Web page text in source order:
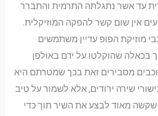
עד אשר נתגלתה התרמית והתברר
אין שום קשר להפקה המוזיקלית.
מוזיקת הפופ עדיין משתמשים
בכאלה שהוקלטו על ידם באולפן
מסבירים זאת בכך שמטרתם היא
שירה ירודים, אלא לשמור על טיב
שקשה מאוד לבצע את השיר תוך כדי